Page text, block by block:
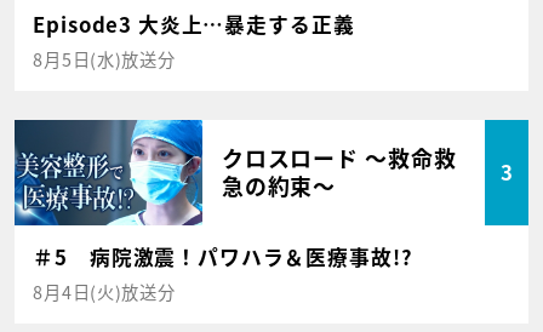
Episode3 大炎上…暴走する正義
8月5日(水)放送分
クロスロード ～救命救
急の約束～
3
＃5 病院激震！パワハラ＆医療事故!?
8月4日(火)放送分